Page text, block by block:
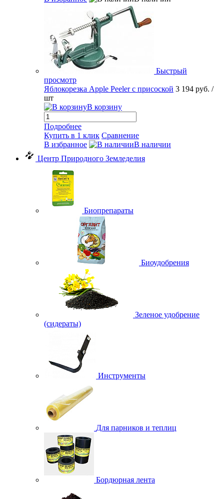
Быстрый
просмотр
Яблокорезка Apple Peeler с присоской 3 194 руб. /
шт
В корзину
Подробнее
Купить в 1 клик Сравнение
В избранное
В наличии
Центр Природного Земледелия
Биопрепараты
Биоудобрения
Зеленое удобрение
(сидераты)
Инструменты
Для парников и теплиц
Бордюрная лента